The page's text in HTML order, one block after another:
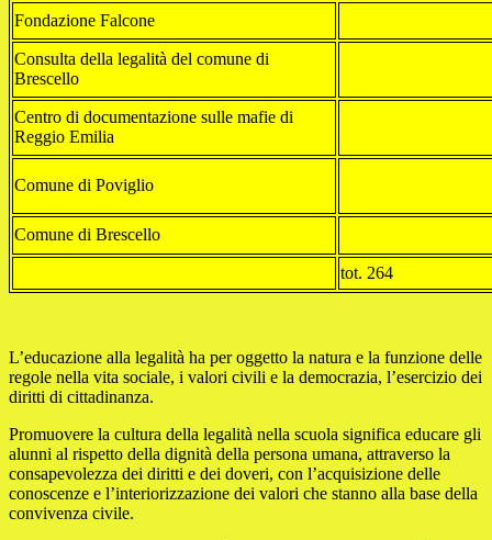
Fondazione Falcone
Consulta della legalità del comune di
Brescello
Centro di documentazione sulle mafie di
Reggio Emilia
Comune di Poviglio
Comune di Brescello
tot. 264
L’educazione alla legalità ha per oggetto la natura e la funzione delle
regole nella vita sociale, i valori civili e la democrazia, l’esercizio dei
diritti di cittadinanza.
Promuovere la cultura della legalità nella scuola significa educare gli
alunni al rispetto della dignità della persona umana, attraverso la
consapevolezza dei diritti e dei doveri, con l’acquisizione delle
conoscenze e l’interiorizzazione dei valori che stanno alla base della
convivenza civile.